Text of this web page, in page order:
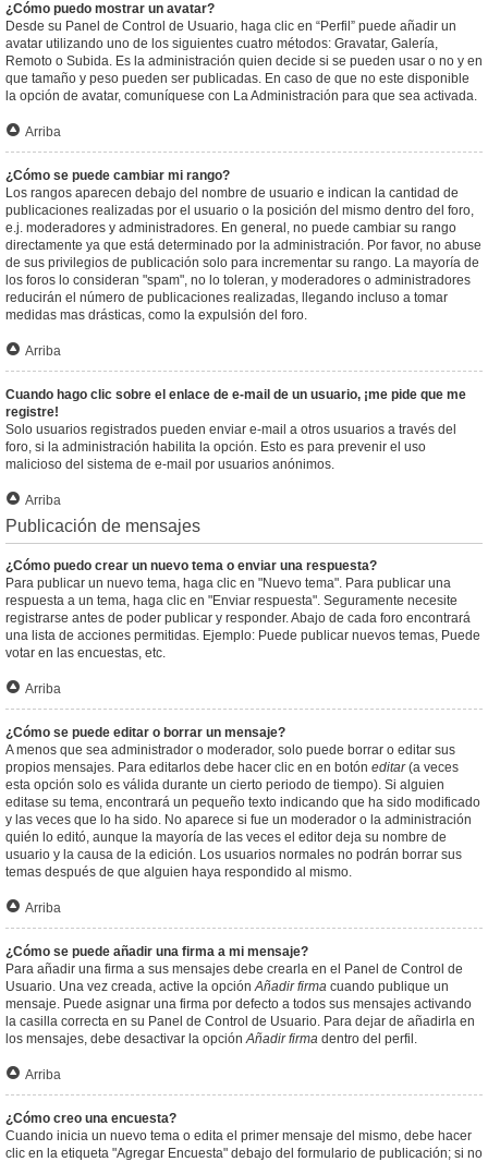
¿Cómo puedo mostrar un avatar?
Desde su Panel de Control de Usuario, haga clic en “Perfil” puede añadir un
avatar utilizando uno de los siguientes cuatro métodos: Gravatar, Galería,
Remoto o Subida. Es la administración quien decide si se pueden usar o no y en
que tamaño y peso pueden ser publicadas. En caso de que no este disponible
la opción de avatar, comuníquese con La Administración para que sea activada.
Arriba
¿Cómo se puede cambiar mi rango?
Los rangos aparecen debajo del nombre de usuario e indican la cantidad de
publicaciones realizadas por el usuario o la posición del mismo dentro del foro,
e.j. moderadores y administradores. En general, no puede cambiar su rango
directamente ya que está determinado por la administración. Por favor, no abuse
de sus privilegios de publicación solo para incrementar su rango. La mayoría de
los foros lo consideran "spam", no lo toleran, y moderadores o administradores
reducirán el número de publicaciones realizadas, llegando incluso a tomar
medidas mas drásticas, como la expulsión del foro.
Arriba
Cuando hago clic sobre el enlace de e-mail de un usuario, ¡me pide que me
registre!
Solo usuarios registrados pueden enviar e-mail a otros usuarios a través del
foro, si la administración habilita la opción. Esto es para prevenir el uso
malicioso del sistema de e-mail por usuarios anónimos.
Arriba
Publicación de mensajes
¿Cómo puedo crear un nuevo tema o enviar una respuesta?
Para publicar un nuevo tema, haga clic en "Nuevo tema". Para publicar una
respuesta a un tema, haga clic en "Enviar respuesta". Seguramente necesite
registrarse antes de poder publicar y responder. Abajo de cada foro encontrará
una lista de acciones permitidas. Ejemplo: Puede publicar nuevos temas, Puede
votar en las encuestas, etc.
Arriba
¿Cómo se puede editar o borrar un mensaje?
A menos que sea administrador o moderador, solo puede borrar o editar sus
propios mensajes. Para editarlos debe hacer clic en en botón editar(a veces
esta opción solo es válida durante un cierto periodo de tiempo). Si alguien
editase su tema, encontrará un pequeño texto indicando que ha sido modificado
y las veces que lo ha sido. No aparece si fue un moderador o la administración
quién lo editó, aunque la mayoría de las veces el editor deja su nombre de
usuario y la causa de la edición. Los usuarios normales no podrán borrar sus
temas después de que alguien haya respondido al mismo.
Arriba
¿Cómo se puede añadir una firma a mi mensaje?
Para añadir una firma a sus mensajes debe crearla en el Panel de Control de
Usuario. Una vez creada, active la opciónAñadir firma cuando publique un
mensaje. Puede asignar una firma por defecto a todos sus mensajes activando
la casilla correcta en su Panel de Control de Usuario. Para dejar de añadirla en
los mensajes, debe desactivar la opciónAñadir firma dentro del perfil.
Arriba
¿Cómo creo una encuesta?
Cuando inicia un nuevo tema o edita el primer mensaje del mismo, debe hacer
clic en la etiqueta "Agregar Encuesta" debajo del formulario de publicación; si no